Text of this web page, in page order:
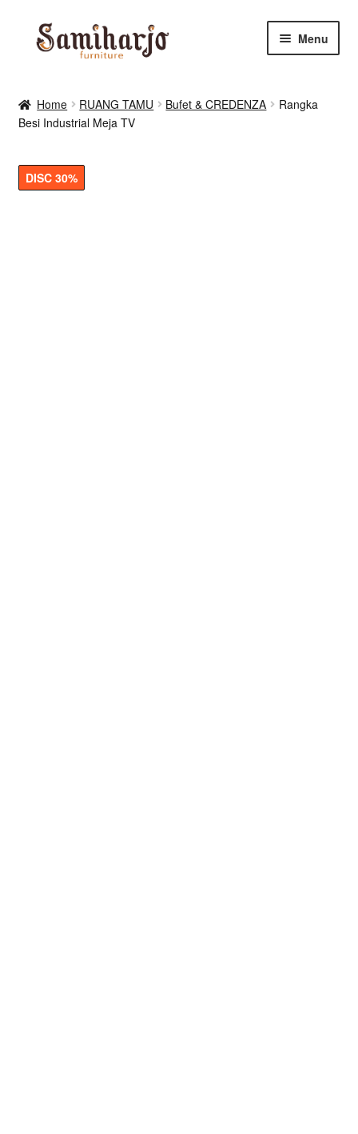
Skip
Skip
Menu
RUANG MAKAN & DAPUR
RUANG TIDUR
Home RUANG TAMU Bufet & CREDENZA
Rangka
Besi Industrial Meja TV
DISC 30%